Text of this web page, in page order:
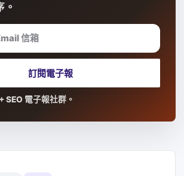
。
信箱
訂閱電子報
電子報社群。